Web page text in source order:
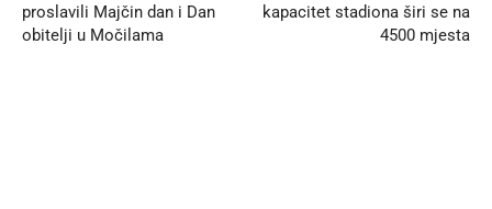
proslavili Majčin dan i Dan
obitelji u Močilama
kapacitet stadiona širi se na
4500 mjesta